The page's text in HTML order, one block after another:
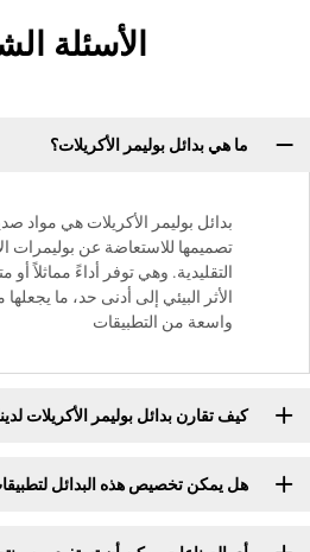
الأسئلة
ما هي بدائل بوليمر الأكريلات؟
بدائل بوليمر الأكريلات هي مواد صديقة
تصميمها للاستعاضة عن بوليمرات
التقليدية. وهي توفر أداءً مماثلاً أو
الأثر البيئي إلى أدنى حد، ما يجعلها
واسعة من التطبيقات
كيف تقارن بدائل بوليمر الأكريلات لدينا
هل يمكن تخصيص هذه البدائل